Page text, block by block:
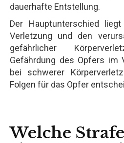
dauerhafte Entstellung.
Der Hauptunterschied
Verletzung und den
gefährlicher
Gefährdung des Opfers im
bei schwerer
Folgen für das Opfer
Welche